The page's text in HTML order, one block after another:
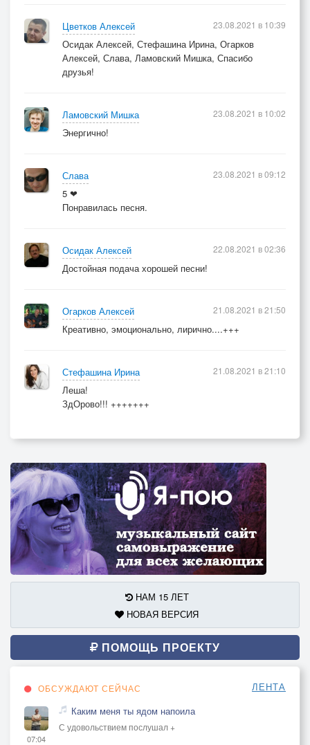
Цветков Алексей
Осидак Алексей, Стефашина Ирина, Огарков
Алексей, Слава, Ламовский Мишка, Спасибо
друзья!
23.08.2021 в 10:39
Ламовский Мишка
Энергично!
23.08.2021 в 10:02
Слава
5 ❤
Понравилась песня.
23.08.2021 в 09:12
Осидак Алексей
Достойная подача хорошей песни!
22.08.2021 в 02:36
Огарков Алексей
Креативно, эмоционально, лирично....+++
21.08.2021 в 21:50
Стефашина Ирина
Леша!
ЗдОрово!!! +++++++
21.08.2021 в 21:10
НАМ 15 ЛЕТ
НОВАЯ ВЕРСИЯ
ПОМОЩЬ ПРОЕКТУ
ОБСУЖДАЮТ СЕЙЧАС ЛЕНТА
07:04
Каким меня ты ядом напоила
С удовольствием послушал +